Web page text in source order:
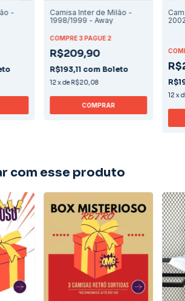
-
Camisa Inter de Milão -
1998/1999 - Away
COMPRE 3 PAGUE 2
R$209,90
R$193,11 com Boleto
12xde R$20,08
COMPRAR
12 x
com esse produto